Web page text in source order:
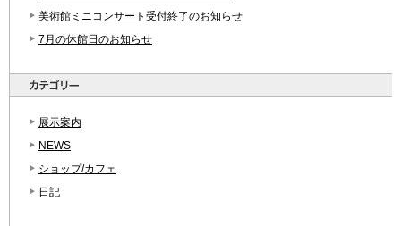
美術館ミニコンサート受付終了のお知らせ
7月の休館日のお知らせ
展示案内
NEWS
ショップ/カフェ
日記